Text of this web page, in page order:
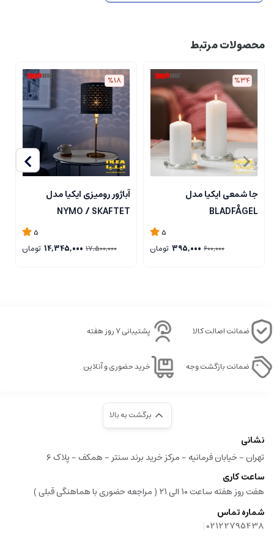
محصولات مرتبط
%34
جا شمعی ایکیا مدل
BLADFÅGEL
5
600,000
395,000 تومان
%18
آباژور رومیزی ایکیا مدل
NYMO / SKAFTET
5
17,500,000
14,345,000 تومان
ضمانت اصالت کالا پشتیبانی ۷ روز هفته
ضمانت بازگشت وجه خرید حضوری و آنلاین
برگشت به بالا
نشانی
تهران - خیابان فرمانیه - مرکز خرید برند سنتر - همکف - پلاک ۶
ساعت کاری
هفت روز هفته ساعت ۱۰ الی ۲۱ ( مراجعه حضوری با هماهنگی قبلی )
شماره تماس
02122795438
|